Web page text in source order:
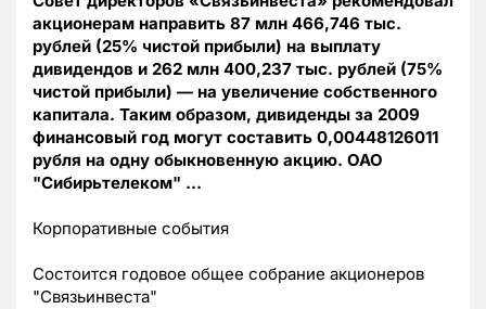
акционерам направить 87 млн 466,746 тыс.
рублей (25% чистой прибыли) на выплату
дивидендов и 262 млн 400,237 тыс. рублей (75%
чистой прибыли) — на увеличение собственного
капитала. Таким образом, дивиденды за 2009
финансовый год могут составить 0,00448126011
рубля на одну обыкновенную акцию. ОАО
"Сибирьтелеком" …
Корпоративные события
Состоится годовое общее собрание акционеров
"Связьинвеста"